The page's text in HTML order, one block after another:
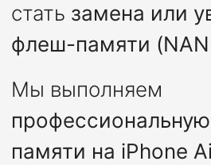
стать замена или
флеш-памяти
Мы выполняем
памяти на iPhone